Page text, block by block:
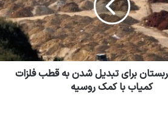
برای تبدیل شدن به قطب فلزات
کمیاب با کمک روسیه